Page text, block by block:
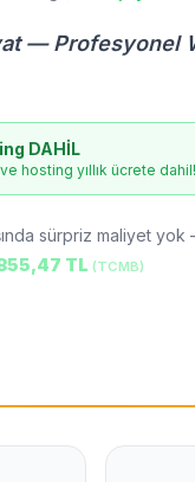
— Profesyonel
DAHİL
hosting yıllık ücrete dahil!
sürpriz maliyet
TL (TCMB)